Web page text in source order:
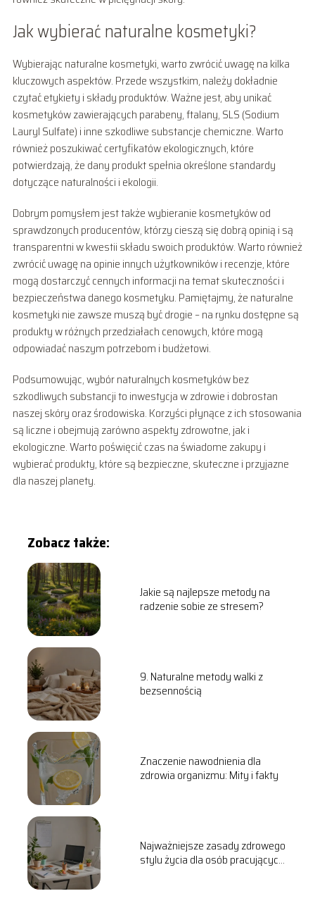
Jak wybierać naturalne kosmetyki?
Wybierając naturalne kosmetyki, warto zwrócić uwagę na kilka
kluczowych aspektów. Przede wszystkim, należy dokładnie
czytać etykiety i składy produktów. Ważne jest, aby unikać
kosmetyków zawierających parabeny, ftalany, SLS (Sodium
Lauryl Sulfate) i inne szkodliwe substancje chemiczne. Warto
również poszukiwać certyfikatów ekologicznych, które
potwierdzają, że dany produkt spełnia określone standardy
dotyczące naturalności i ekologii.
Dobrym pomysłem jest także wybieranie kosmetyków od
sprawdzonych producentów, którzy cieszą się dobrą opinią i są
transparentni w kwestii składu swoich produktów. Warto również
zwrócić uwagę na opinie innych użytkowników i recenzje, które
mogą dostarczyć cennych informacji na temat skuteczności i
bezpieczeństwa danego kosmetyku. Pamiętajmy, że naturalne
kosmetyki nie zawsze muszą być drogie – na rynku dostępne są
produkty w różnych przedziałach cenowych, które mogą
odpowiadać naszym potrzebom i budżetowi.
Podsumowując, wybór naturalnych kosmetyków bez
szkodliwych substancji to inwestycja w zdrowie i dobrostan
naszej skóry oraz środowiska. Korzyści płynące z ich stosowania
są liczne i obejmują zarówno aspekty zdrowotne, jak i
ekologiczne. Warto poświęcić czas na świadome zakupy i
wybierać produkty, które są bezpieczne, skuteczne i przyjazne
dla naszej planety.
Zobacz także:
Jakie są najlepsze metody na
radzenie sobie ze stresem?
9. Naturalne metody walki z
bezsennością
Znaczenie nawodnienia dla
zdrowia organizmu: Mity i fakty
Najważniejsze zasady zdrowego
stylu życia dla osób pracujących